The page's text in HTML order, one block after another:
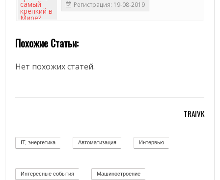
2
Регистрация: 19-08-2019
Похожие Статьи:
Нет похожих статей.
TRAIVK
IT, энергетика Автоматизация Интервью
Интересные события Машиностроение